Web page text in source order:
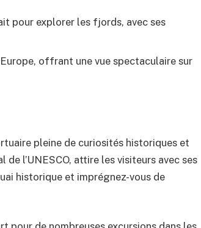
pour explorer les fjords, avec ses
offrant une vue spectaculaire sur
pleine de curiosités historiques et
l’UNESCO, attire les visiteurs avec ses
historique et imprégnez-vous de